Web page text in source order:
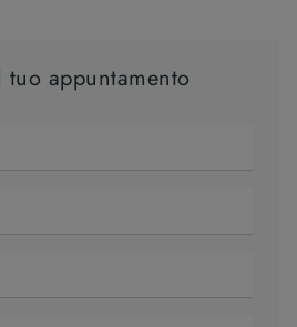
tuo appuntamento